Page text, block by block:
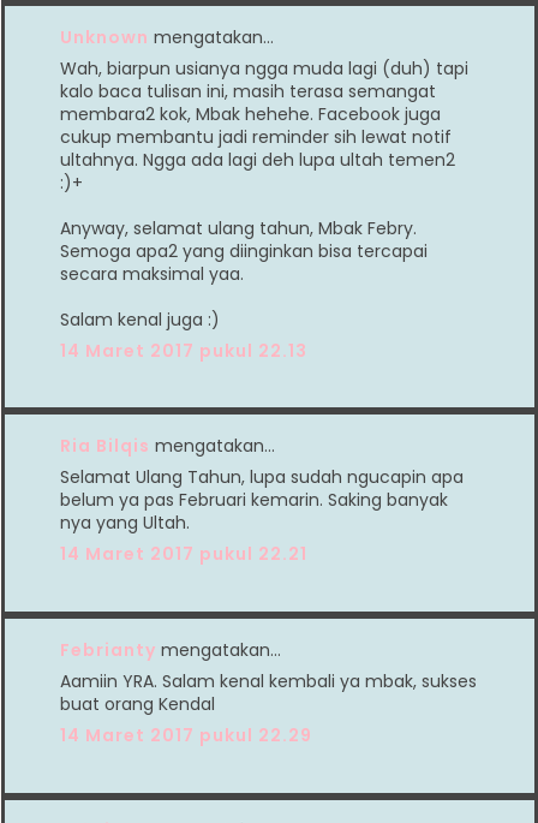
Unknown mengatakan…
Wah, biarpun usianya ngga muda lagi (duh) tapi
kalo baca tulisan ini, masih terasa semangat
membara2 kok, Mbak hehehe. Facebook juga
cukup membantu jadi reminder sih lewat notif
ultahnya. Ngga ada lagi deh lupa ultah temen2
:)+
Anyway, selamat ulang tahun, Mbak Febry.
Semoga apa2 yang diinginkan bisa tercapai
secara maksimal yaa.
Salam kenal juga :)
14 Maret 2017 pukul 22.13
Ria Bilqis mengatakan…
Selamat Ulang Tahun, lupa sudah ngucapin apa
belum ya pas Februari kemarin. Saking banyak
nya yang Ultah.
14 Maret 2017 pukul 22.21
Febrianty mengatakan…
Aamiin YRA. Salam kenal kembali ya mbak, sukses
buat orang Kendal
14 Maret 2017 pukul 22.29